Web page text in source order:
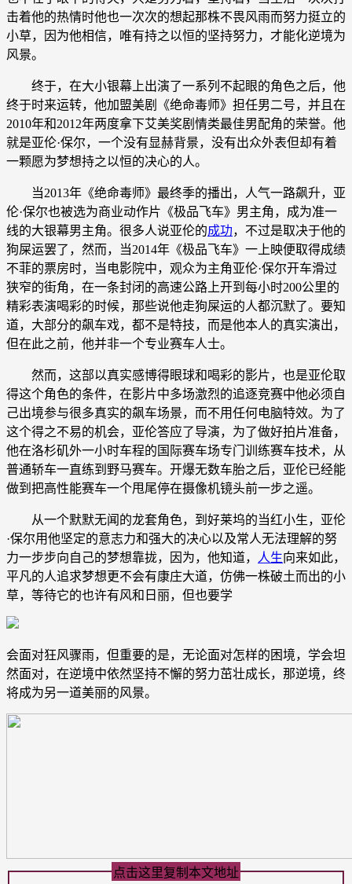
击着他的热情时他也一次次的想起那株不畏风雨而努力挺立的
小草，因为他相信，唯有持之以恒的坚持努力，才能化逆境为
风景。
终于，在大小银幕上出演了一系列不起眼的角色之后，他
终于时来运转，他加盟美剧《绝命毒师》担任男二号，并且在
2010年和2012年两度拿下艾美奖剧情类最佳男配角的荣誉。他
就是亚伦·保尔，一个没有显赫背景，没有出众外表但却有着
一颗愿为梦想持之以恒的决心的人。
当2013年《绝命毒师》最终季的播出，人气一路飙升，亚
伦·保尔也被选为商业动作片《极品飞车》男主角，成为准一
线的大银幕男主角。很多人说亚伦的成功，不过是取决于他的
狗屎运罢了，然而，当2014年《极品飞车》一上映便取得成绩
不菲的票房时，当电影院中，观众为主角亚伦·保尔开车滑过
狭窄的街角，在一条封闭的高速公路上开到每小时200公里的
精彩表演喝彩的时候，那些说他走狗屎运的人都沉默了。要知
道，大部分的飙车戏，都不是特技，而是他本人的真实演出，
但在此之前，他并非一个专业赛车人士。
然而，这部以真实感博得眼球和喝彩的影片，也是亚伦取
得这个角色的条件，在影片中多场激烈的追逐竞赛中他必须自
己出境参与很多真实的飙车场景，而不用任何电脑特效。为了
这个得之不易的机会，亚伦答应了导演，为了做好拍片准备，
他在洛杉矶外一小时车程的国际赛车场专门训练赛车技术，从
普通轿车一直练到野马赛车。开爆无数车胎之后，亚伦已经能
做到把高性能赛车一个甩尾停在摄像机镜头前一步之遥。
从一个默默无闻的龙套角色，到好莱坞的当红小生，亚伦
·保尔用他坚定的意志力和强大的决心以及常人无法理解的努
力一步步向自己的梦想靠拢，因为，他知道，
人生向来如此，
平凡的人追求梦想更不会有康庄大道，仿佛一株破土而出的小
草，等待它的也许有风和日丽，但也要学
会面对狂风骤雨，但重要的是，无论面对怎样的困境，学会坦
然面对，在逆境中依然坚持不懈的努力茁壮成长，那逆境，终
将成为另一道美丽的风景。
点击这里复制本文地址